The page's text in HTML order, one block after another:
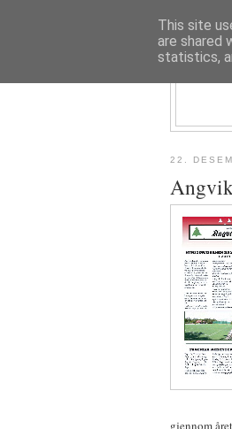
22.
gjennom
This site
are shared
statistics,